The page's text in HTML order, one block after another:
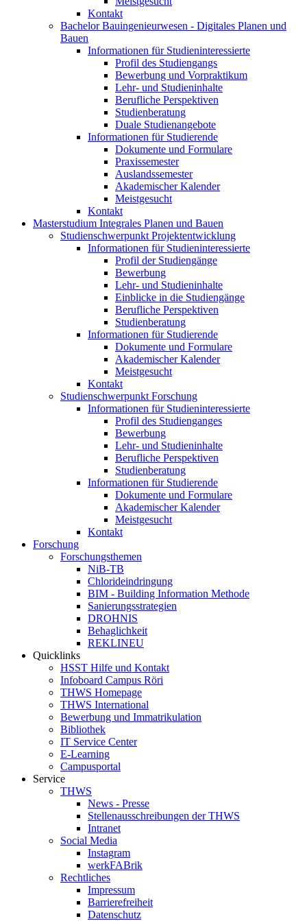
Kontakt
Bachelor Bauingenieurwesen - Digitales Planen und
Bauen
Informationen für Studieninteressierte
Profil des Studiengangs
Bewerbung und Vorpraktikum
Lehr- und Studieninhalte
Berufliche Perspektiven
Studienberatung
Duale Studienangebote
Informationen für Studierende
Dokumente und Formulare
Praxissemester
Auslandssemester
Akademischer Kalender
Meistgesucht
Kontakt
Masterstudium Integrales Planen und Bauen
Studienschwerpunkt Projektentwicklung
Informationen für Studieninteressierte
Profil der Studiengänge
Bewerbung
Lehr- und Studieninhalte
Einblicke in die Studiengänge
Berufliche Perspektiven
Studienberatung
Informationen für Studierende
Dokumente und Formulare
Akademischer Kalender
Meistgesucht
Kontakt
Studienschwerpunkt Forschung
Informationen für Studieninteressierte
Profil des Studienganges
Bewerbung
Lehr- und Studieninhalte
Berufliche Perspektiven
Studienberatung
Informationen für Studierende
Dokumente und Formulare
Akademischer Kalender
Meistgesucht
Kontakt
Forschung
Forschungsthemen
NiB-TB
Chlorideindringung
BIM - Building Information Methode
Sanierungsstrategien
DROHNIS
Behaglichkeit
REKLINEU
Quicklinks
HSST Hilfe und Kontakt
Infoboard Campus Röri
THWS Homepage
THWS International
Bewerbung und Immatrikulation
Bibliothek
IT Service Center
E-Learning
Campusportal
Service
THWS
News - Presse
Stellenausschreibungen der THWS
Intranet
Social Media
Instagram
werkFABrik
Rechtliches
Impressum
Barrierefreiheit
Datenschutz